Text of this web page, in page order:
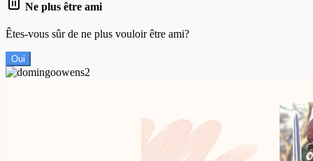
Ne plus être ami
Êtes-vous sûr de ne plus vouloir être ami?
Oui